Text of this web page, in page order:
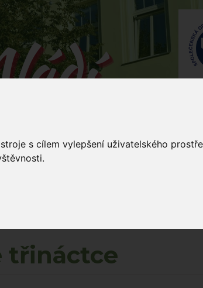
s cílem vylepšení uživatelského
třináctce